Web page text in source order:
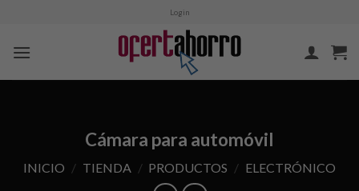
content
Login
Cámara para automóvil
INICIO / TIENDA / PRODUCTOS / ELECTRÓNICO